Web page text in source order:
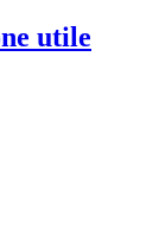
utile